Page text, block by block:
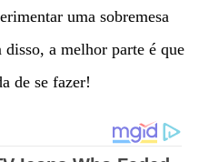
uma sobremesa
a melhor parte é que
de se fazer!